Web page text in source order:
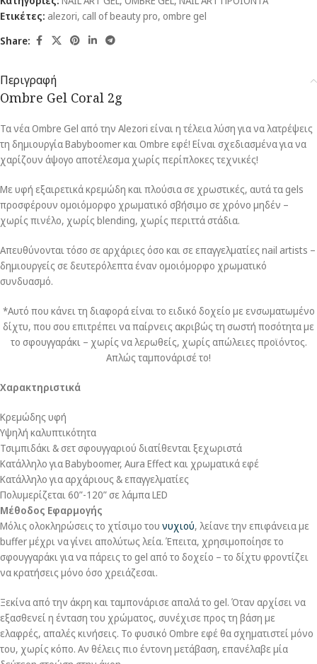
Ετικέτες: alezori, call of beauty pro, ombre gel
Share:
Περιγραφή
Ombre Gel Coral 2g
Τα νέα Ombre Gel από την Alezori είναι η τέλεια λύση για να λατρέψεις
τη δημιουργία Babyboomer και Ombre εφέ! Είναι σχεδιασμένα για να
χαρίζουν άψογο αποτέλεσμα χωρίς περίπλοκες τεχνικές!
Με υφή εξαιρετικά κρεμώδη και πλούσια σε χρωστικές, αυτά τα gels
προσφέρουν ομοιόμορφο χρωματικό σβήσιμο σε χρόνο μηδέν –
χωρίς πινέλο, χωρίς blending, χωρίς περιττά στάδια.
Απευθύνονται τόσο σε αρχάριες όσο και σε επαγγελματίες nail artists –
δημιουργείς σε δευτερόλεπτα έναν ομοιόμορφο χρωματικό
συνδυασμό.
*Αυτό που κάνει τη διαφορά είναι το ειδικό δοχείο με ενσωματωμένο
δίχτυ, που σου επιτρέπει να παίρνεις ακριβώς τη σωστή ποσότητα με
το σφουγγαράκι – χωρίς να λερωθείς, χωρίς απώλειες προϊόντος.
Απλώς ταμπονάρισέ το!
Χαρακτηριστικά
Κρεμώδης υφή
Υψηλή καλυπτικότητα
Τσιμπιδάκι & σετ σφουγγαριού διατίθενται ξεχωριστά
Κατάλληλο για Babyboomer, Aura Effect και χρωματικά εφέ
Κατάλληλο για αρχάριους & επαγγελματίες
Πολυμερίζεται 60”-120” σε λάμπα LED
Μέθοδος Εφαρμογής
Μόλις ολοκληρώσεις το χτίσιμο του νυχιού, λείανε την επιφάνεια με
buffer μέχρι να γίνει απολύτως λεία. Έπειτα, χρησιμοποίησε το
σφουγγαράκι για να πάρεις το gel από το δοχείο – το δίχτυ φροντίζει
να κρατήσεις μόνο όσο χρειάζεσαι.
Ξεκίνα από την άκρη και ταμπονάρισε απαλά το gel. Όταν αρχίσει να
εξασθενεί η ένταση του χρώματος, συνέχισε προς τη βάση με
ελαφρές, απαλές κινήσεις. Το φυσικό Ombre εφέ θα σχηματιστεί μόνο
του, χωρίς κόπο. Αν θέλεις πιο έντονη μετάβαση, επανέλαβε μία